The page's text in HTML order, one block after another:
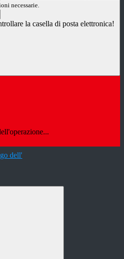
necessarie.
la casella di posta elettronica!